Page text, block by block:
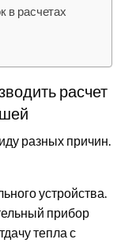
в расчетах
расчет
разных причин.
устройства.
прибор
тепла с